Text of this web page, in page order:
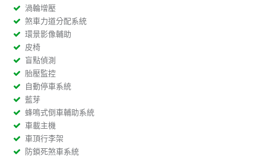
渦輪增壓
煞車力道分配系統
環景影像輔助
皮椅
盲點偵測
胎壓監控
自動停車系統
藍芽
蜂鳴式倒車輔助系統
車載主機
車頂行李架
防鎖死煞車系統